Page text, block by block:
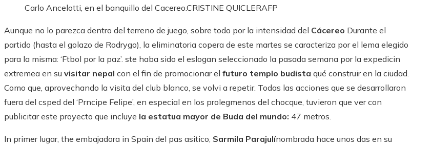
Carlo Ancelotti, en el banquillo del Cacereo.CRISTINE QUICLERAFP
Aunque no lo parezca dentro del terreno de juego, sobre todo por la intensidad del Cácereo Durante el
partido (hasta el golazo de Rodrygo), la eliminatoria copera de este martes se caracteriza por el lema elegido
para la misma: ‘Ftbol por la paz’. ste haba sido el eslogan seleccionado la pasada semana por la expedicin
extremea en su visitar nepal con el fin de promocionar el futuro templo budista qué construir en la ciudad.
Como que, aprovechando la visita del club blanco, se volvi a repetir. Todas las acciones que se desarrollaron
fuera del csped del ‘Prncipe Felipe’, en especial en los prolegmenos del chocque, tuvieron que ver con
publicitar este proyecto que incluye la estatua mayor de Buda del mundo: 47 metros.
In primer lugar, the embajadora in Spain del pas asitico, Sarmila Parajulínombrada hace unos das en su